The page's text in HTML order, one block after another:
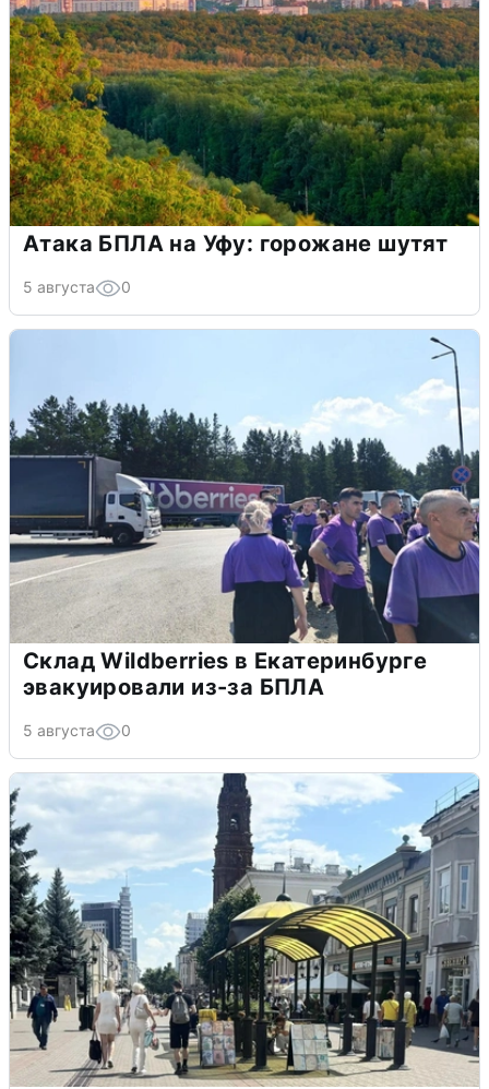
Атака БПЛА на Уфу: горожане шутят
5 августа 0
Склад Wildberries в Екатеринбурге
эвакуировали из-за БПЛА
5 августа 0